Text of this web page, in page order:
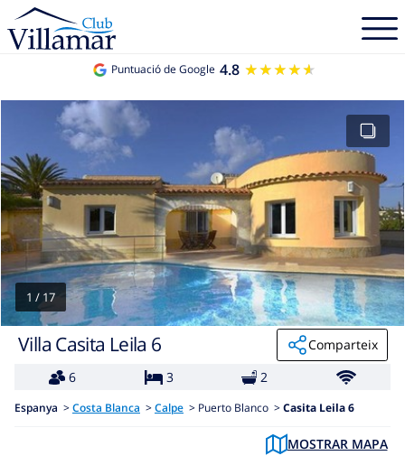
Puntuació de Google 4.8 ★★★★★
★★★★★
1 / 17
Villa Casita Leila 6
Comparteix
6
3 2
Espanya > Costa Blanca > Calpe > Puerto Blanco > Casita Leila 6
MOSTRAR MAPA